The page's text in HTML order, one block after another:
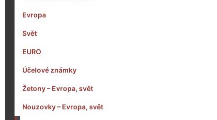
Evropa
Svět
EURO
Účelové známky
Žetony – Evropa, svět
Nouzovky – Evropa, svět